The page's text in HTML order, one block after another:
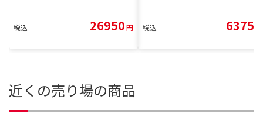
税込 26950円 税込 6375
近くの売り場の商品